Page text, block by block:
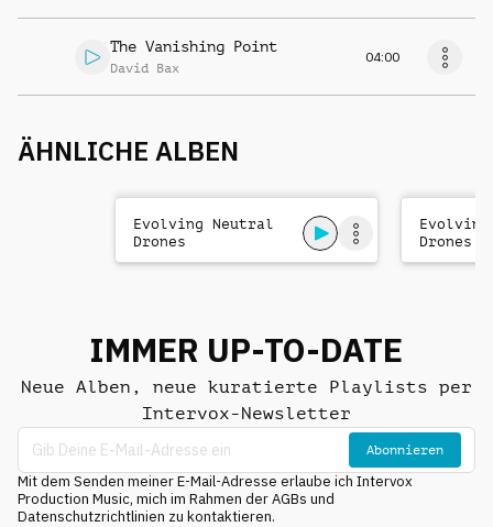
The Vanishing Point
David Bax
04:00
ÄHNLICHE ALBEN
Evolving Neutral
Drones
Drones 1
IMMER UP-TO-DATE
Neue Alben, neue kuratierte Playlists per
Intervox-Newsletter
Abonnieren
Mit dem Senden meiner E-Mail-Adresse erlaube ich Intervox
Production Music, mich im Rahmen der AGBs und
Datenschutzrichtlinien zu kontaktieren.